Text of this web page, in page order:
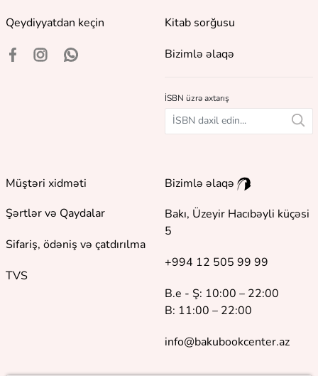
Qeydiyyatdan keçin
Kitab sorğusu
Bizimlə əlaqə
İSBN üzrə axtarış
Müştəri xidməti
Şərtlər və Qaydalar
Sifariş, ödəniş və çatdırılma
TVS
Bizimlə əlaqə
Bakı, Üzeyir Hacıbəyli küçəsi
5
+994 12 505 99 99
B.e - Ş: 10:00 – 22:00
B: 11:00 – 22:00
info@bakubookcenter.az